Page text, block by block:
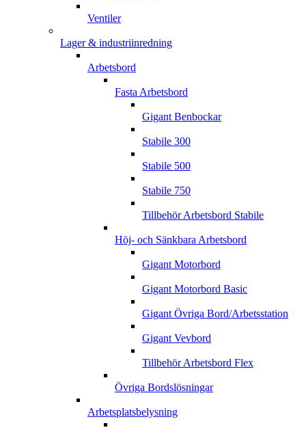
Ventiler
Lager & industriinredning
Arbetsbord
Fasta Arbetsbord
Gigant Benbockar
Stabile 300
Stabile 500
Stabile 750
Tillbehör Arbetsbord Stabile
Höj- och Sänkbara Arbetsbord
Gigant Motorbord
Gigant Motorbord Basic
Gigant Övriga Bord/Arbetsstation
Gigant Vevbord
Tillbehör Arbetsbord Flex
Övriga Bordslösningar
Arbetsplatsbelysning